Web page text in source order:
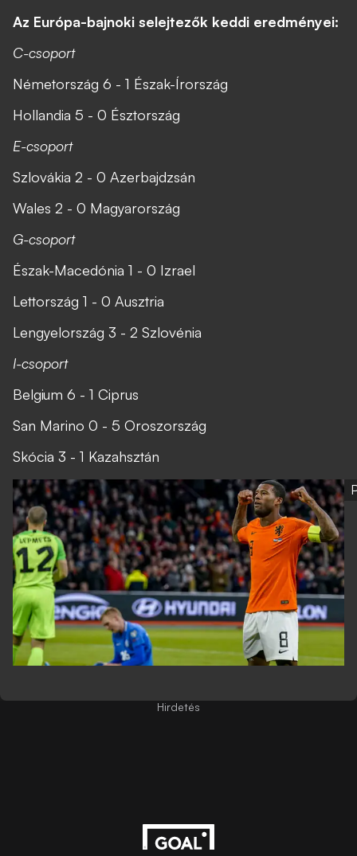
Az Európa-bajnoki selejtezők keddi eredményei:
C-csoport
Németország 6 - 1 Észak-Írország
Hollandia 5 - 0 Észtország
E-csoport
Szlovákia 2 - 0 Azerbajdzsán
Wales 2 - 0 Magyarország
G-csoport
Észak-Macedónia 1 - 0 Izrael
Lettország 1 - 0 Ausztria
Lengyelország 3 - 2 Szlovénia
I-csoport
Belgium 6 - 1 Ciprus
San Marino 0 - 5 Oroszország
Skócia 3 - 1 Kazahsztán
Hirdetés